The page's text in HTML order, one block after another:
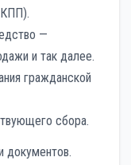
—
и так далее.
гражданской
сбора.
документов.